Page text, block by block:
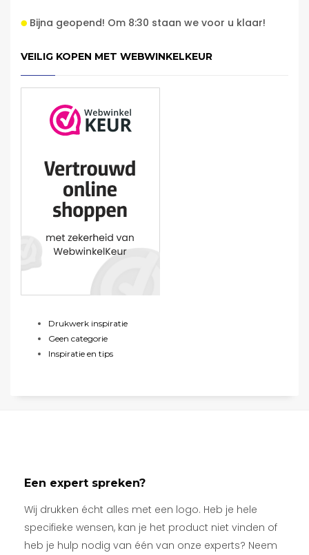
Bijna geopend! Om 8:30 staan we voor u klaar!
VEILIG KOPEN MET WEBWINKELKEUR
Drukwerk inspiratie
Geen categorie
Inspiratie en tips
Een expert spreken?
Wij drukken écht alles met een logo. Heb je hele
specifieke wensen, kan je het product niet vinden of
heb je hulp nodig van één van onze experts? Neem